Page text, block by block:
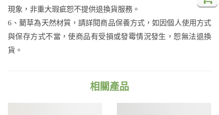
現象，非重大瑕疵恕不提供退換貨服務。
6、藺草為天然材質，請詳閱商品保養方式，如因個人使用方式
與保存方式不當，使商品有受損或發霉情況發生，恕無法退換
貨。
相關產品